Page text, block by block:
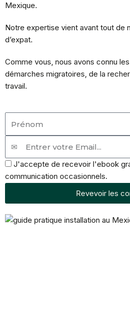
Mexique.
Notre expertise vient avant tout de
d’expat.
Comme vous, nous avons connu
démarches migratoires, de la
travail.
Accept
J'accepte de recevoir l'ebook
communication occasionnels.
Revevoir les